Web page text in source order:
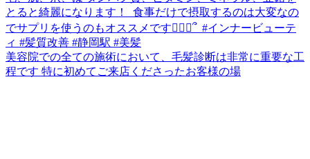
美容院での全ての施術において、毛髪診断は非常に重要な工
程です 特に初めてご来店くださったお客様の場